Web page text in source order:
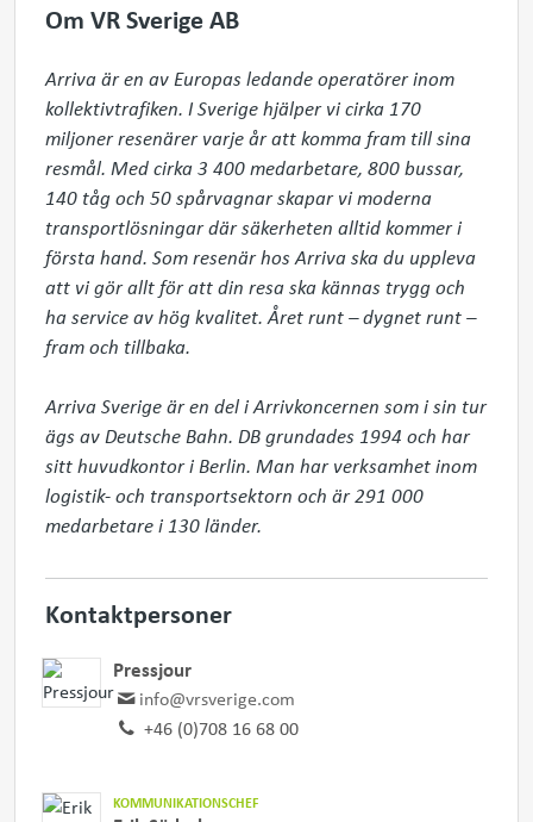
Om VR Sverige AB
Arriva är en av Europas ledande operatörer inom
kollektivtrafiken. I Sverige hjälper vi cirka 170
miljoner resenärer varje år att komma fram till sina
resmål. Med cirka 3 400 medarbetare, 800 bussar,
140 tåg och 50 spårvagnar skapar vi moderna
transportlösningar där säkerheten alltid kommer i
första hand. Som resenär hos Arriva ska du uppleva
att vi gör allt för att din resa ska kännas trygg och
ha service av hög kvalitet. Året runt – dygnet runt –
fram och tillbaka.
Arriva Sverige är en del i Arrivkoncernen som i sin tur
ägs av Deutsche Bahn. DB grundades 1994 och har
sitt huvudkontor i Berlin. Man har verksamhet inom
logistik- och transportsektorn och är 291 000
medarbetare i 130 länder.
Kontaktpersoner
Pressjour
info@vrsverige.com
+46 (0)708 16 68 00
KOMMUNIKATIONSCHEF